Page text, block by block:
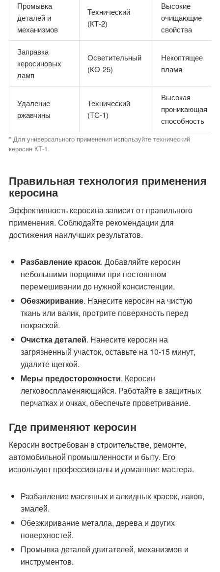
Промывка
деталей и
механизмов
Технический
(КТ-2)
Высокие
очищающие
свойства
Заправка
керосиновых
ламп
Осветительный
(КО-25)
Некоптящее
пламя
Удаление
ржавчины
Технический
(ТС-1)
Высокая
проникающая
способность
* Для универсального применения используйте технический
керосин КТ-1.
Правильная технология применения
керосина
Эффективность керосина зависит от правильного
применения. Соблюдайте рекомендации для
достижения наилучших результатов.
Разбавление красок. Добавляйте керосин
небольшими порциями при постоянном
перемешивании до нужной консистенции.
Обезжиривание. Нанесите керосин на чистую
ткань или валик, протрите поверхность перед
покраской.
Очистка деталей. Нанесите керосин на
загрязненный участок, оставьте на 10-15 минут,
удалите щеткой.
Меры предосторожности. Керосин
легковоспламеняющийся. Работайте в защитных
перчатках и очках, обеспечьте проветривание.
Где применяют керосин
Керосин востребован в строительстве, ремонте,
автомобильной промышленности и быту. Его
используют профессионалы и домашние мастера.
Разбавление масляных и алкидных красок, лаков,
эмалей.
Обезжиривание металла, дерева и других
поверхностей.
Промывка деталей двигателей, механизмов и
инструментов.